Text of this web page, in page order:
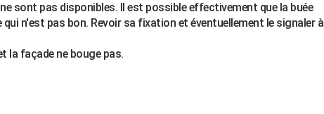
sont pas disponibles. Il est possible effectivement que la buée
qui n'est pas bon. Revoir sa fixation et éventuellement le signaler à
la façade ne bouge pas.